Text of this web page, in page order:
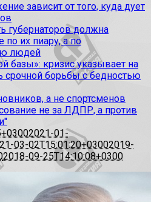
зависит от того, куда дует
губернаторов должна
по их пиару, а по
людей
базы»: кризис указывает на
срочной борьбы с бедностью
а не спортсменов
не за ЛДПР, а против
2021-01-
03-02T15:01:20+03002019-
2018-09-25T14:10:08+0300